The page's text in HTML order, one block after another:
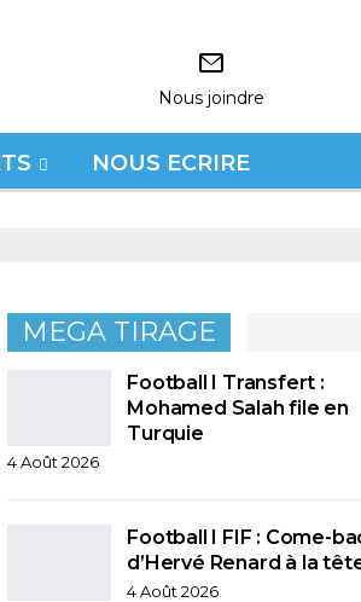
Nous joindre
NOUS ECRIRE
MEGA TIRAGE
Football I Transfert :
Mohamed Salah file en
Turquie
4 Août 2026
Football I FIF : Come-
d’Hervé Renard à la
4 Août 2026